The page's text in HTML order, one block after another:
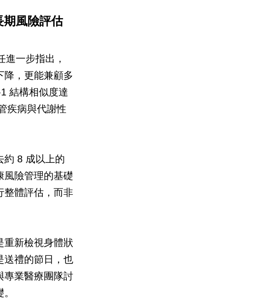
期風險評估
一步指出，
降，更能兼顧多
結構相似度達
疾病與代謝性
約 8 成以上的
風險管理的基礎
整體評估，而非
重新檢視身體狀
送禮的節日，也
專業醫療團隊討